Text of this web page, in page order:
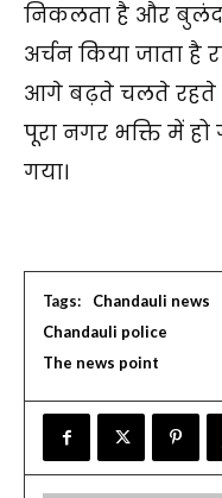
निकलता है और
अर्चन किया जाता है
आगे बढ़ते चलते रहते
पूरा नगर भक्ति में
गया।
Tags:
Chandauli news
Chandauli police
The news point